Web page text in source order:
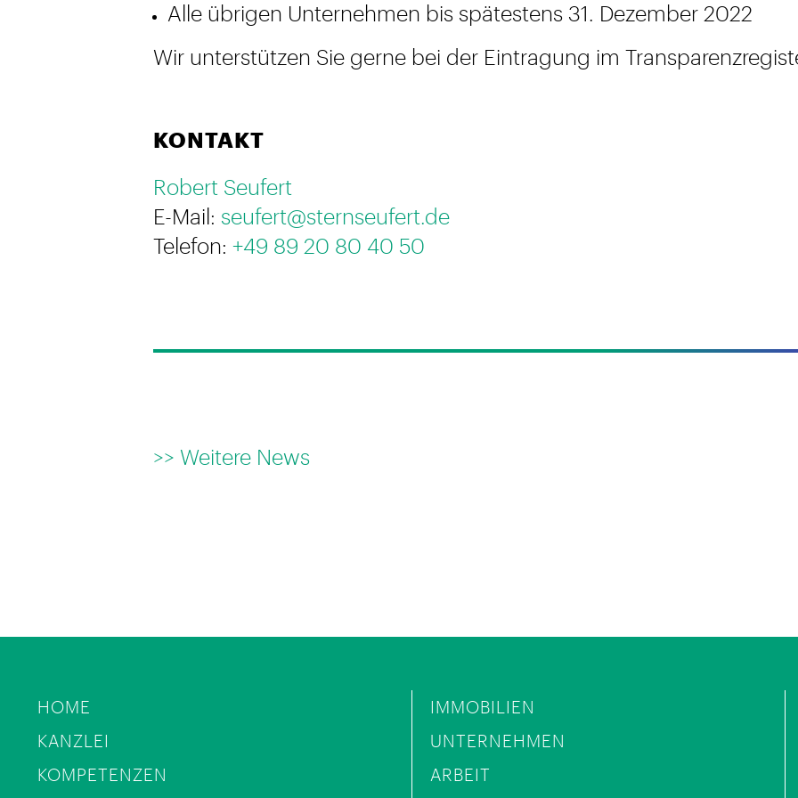
Alle übrigen Unternehmen bis spätestens 31. Dezember 2022
Wir unterstützen Sie gerne bei der Eintragung im
KONTAKT
Robert Seufert
E-Mail: seufert@sternseufert.de
Telefon: +49 89 20 80 40 50
>> Weitere News
HOME
KANZLEI
KOMPETENZEN
IMMOBILIEN
UNTERNEHMEN
ARBEIT